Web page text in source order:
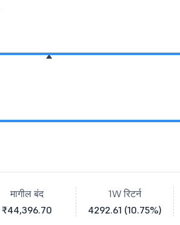
मागील बंद
₹44,396.70
1W रिटर्न
4292.61 (10.75%)